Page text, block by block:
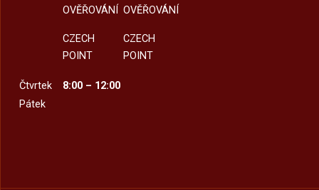
OVĚŘOVÁNÍ
CZECH
POINT
OVĚŘOVÁNÍ
CZECH
POINT
Čtvrtek
8:00 – 12:00
Pátek